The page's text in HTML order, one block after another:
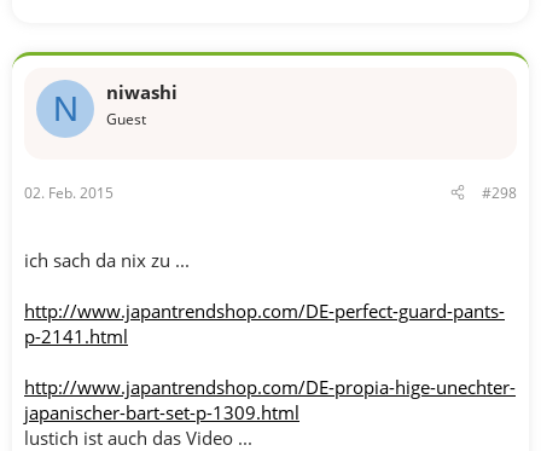
N niwashi
Guest
02. Feb. 2015 #298
ich sach da nix zu ...
http://www.japantrendshop.com/DE-perfect-guard-pants-
p-2141.html
http://www.japantrendshop.com/DE-propia-hige-unechter-
japanischer-bart-set-p-1309.html
lustich ist auch das Video ...